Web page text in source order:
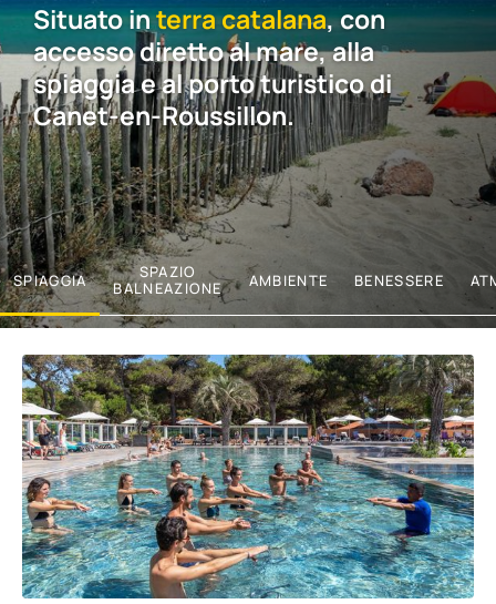
SPIAGGIA
SPAZIO
BALNEAZIONE
AMBIENTE BENESSERE
Situato interra catalana, con
accesso diretto al mare, alla
spiaggia e al porto turistico di
Canet-en-Roussillon.